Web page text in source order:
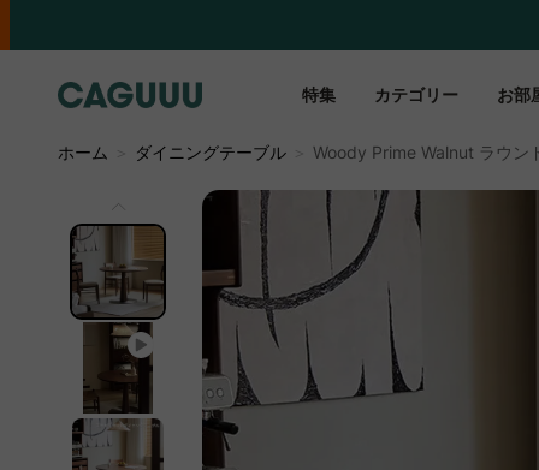
特集 カテゴリー お部
ホーム ダイニングテーブル Woody Prime Walnut ラウン